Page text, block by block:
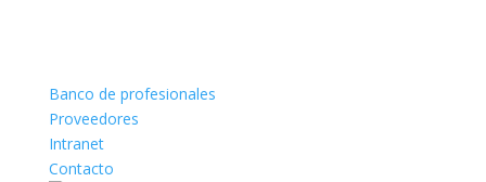
Banco de profesionales
Proveedores
Intranet
Contacto